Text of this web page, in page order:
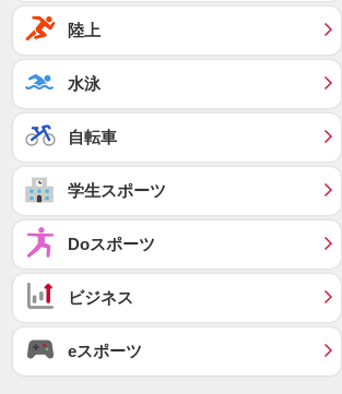
陸上
水泳
自転車
学生スポーツ
Doスポーツ
ビジネス
eスポーツ